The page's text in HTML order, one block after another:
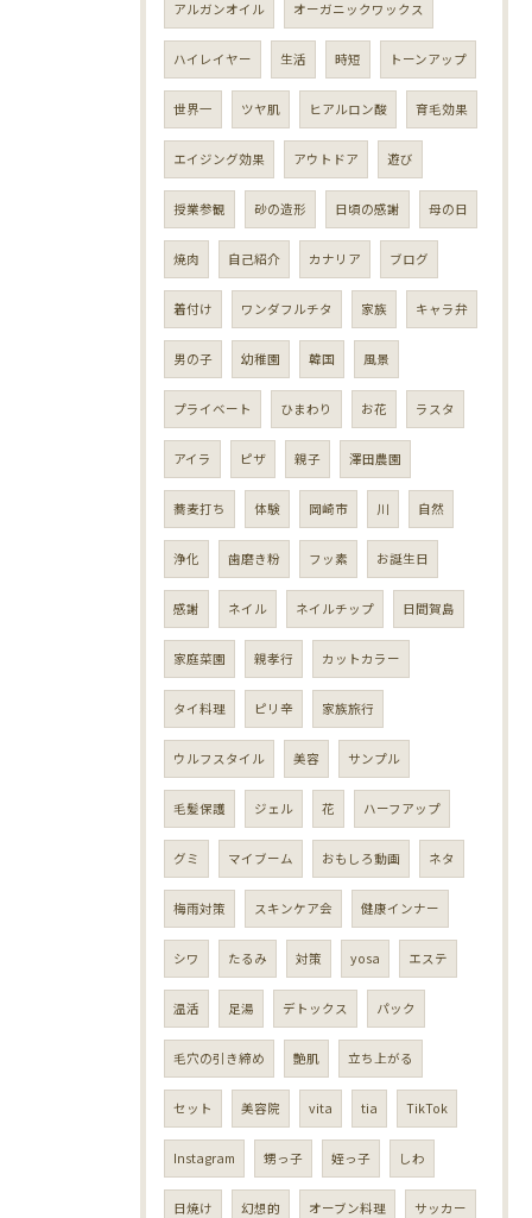
アルガンオイル オーガニックワックス
ハイレイヤー 生活 時短 トーンアップ
世界一 ツヤ肌 ヒアルロン酸 育毛効果
エイジング効果 アウトドア 遊び
授業参観 砂の造形 日頃の感謝 母の日
焼肉 自己紹介 カナリア ブログ
着付け ワンダフルチタ 家族 キャラ弁
男の子 幼稚園 韓国 風景
プライベート ひまわり お花 ラスタ
アイラ ピザ 親子 澤田農園
蕎麦打ち 体験 岡崎市 川 自然
浄化 歯磨き粉 フッ素 お誕生日
感謝 ネイル ネイルチップ 日間賀島
家庭菜園 親孝行 カットカラー
タイ料理 ピリ辛 家族旅行
ウルフスタイル 美容 サンプル
毛髪保護 ジェル 花 ハーフアップ
グミ マイブーム おもしろ動画 ネタ
梅雨対策 スキンケア会 健康インナー
シワ たるみ 対策 yosa エステ
温活 足湯 デトックス パック
毛穴の引き締め 艶肌 立ち上がる
セット 美容院 vita tia TikTok
Instagram 甥っ子 姪っ子 しわ
日焼け 幻想的 オーブン料理 サッカー